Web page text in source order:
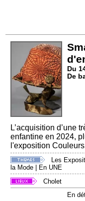
Du
De
L’acquisition d’une
enfantine en 2024,
l'exposition
Les
la Mode
En UNE
Cholet
En